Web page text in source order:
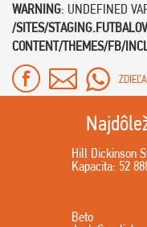
WARNING: UNDEFINED
/SITES/
CONTENT/THEMES/FB/
Hill Dickinson
Kapacita: 52
Beto